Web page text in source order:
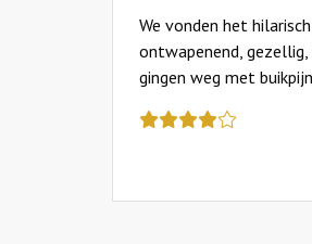
We vonden het
ontwapenend, gezellig,
gingen weg met
review
cijfer